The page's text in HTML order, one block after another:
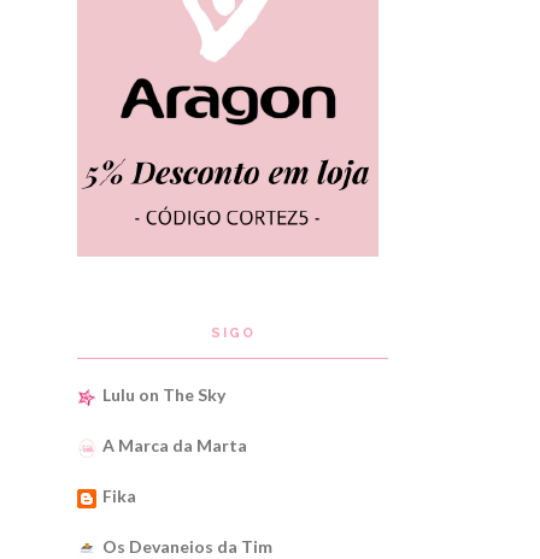
SIGO
Lulu on The Sky
A Marca da Marta
Fika
Os Devaneios da Tim